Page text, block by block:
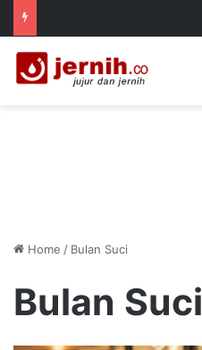
Home / Bulan Suci
Bulan Suci